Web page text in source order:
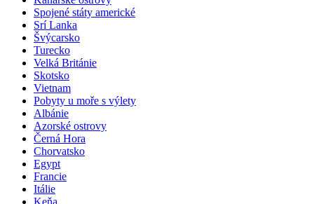
Kanárské ostrovy
Spojené státy americké
Srí Lanka
Švýcarsko
Turecko
Velká Británie
Skotsko
Vietnam
Pobyty u moře s výlety
Albánie
Azorské ostrovy
Černá Hora
Chorvatsko
Egypt
Francie